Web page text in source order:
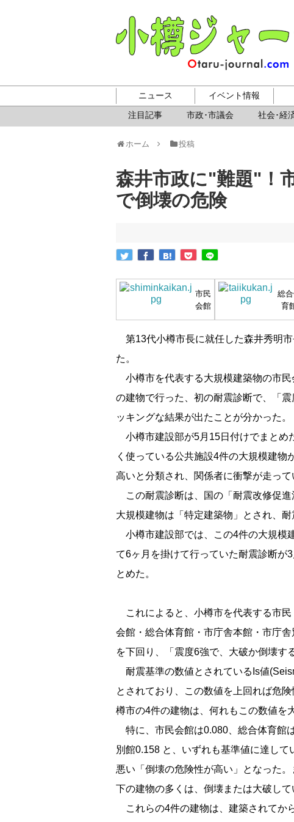
ニュース
注目記事
市政･市議会 社会･経
イベント情報
ホーム 投稿
森井市政に"難題"！
で倒壊の危険
市民
会館
総
育
第13代小樽市長に就任した森井秀明
た。
小樽市を代表する大規模建築物の市
の建物で行った、初の耐震診断で、「
ッキングな結果が出たことが分かった。
小樽市建設部が5月15日付けでまとめ
く使っている公共施設4件の大規模建
高いと分類され、関係者に衝撃が走って
この耐震診断は、国の「耐震改修促進
大規模建物は「特定建築物」とされ、
小樽市建設部では、この4件の大規模
て6ヶ月を掛けて行っていた耐震診断が
とめた。
これによると、小樽市を代表する市民
会館・総合体育館・市庁舎本館・市庁
を下回り、「震度6強で、大破か倒壊す
耐震基準の数値とされているIs値
とされており、この数値を上回れば危
樽市の4件の建物は、何れもこの数値を
特に、市民会館は0.080、総合体育館
別館0.158 と、いずれも基準値に達し
悪い「倒壊の危険性が高い」となった
下の建物の多くは、倒壊または大破して
これらの4件の建物は、建築されてか